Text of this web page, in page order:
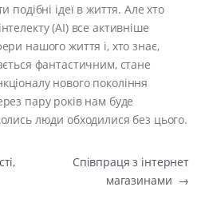
подібні ідеї в життя. Але хто
(AI) все активніше
нашого життя і, хто знає,
фантастичним, стане
нового покоління
пару років нам буде
люди обходилися без цього.
Співпраця з інтернет
магазинами →